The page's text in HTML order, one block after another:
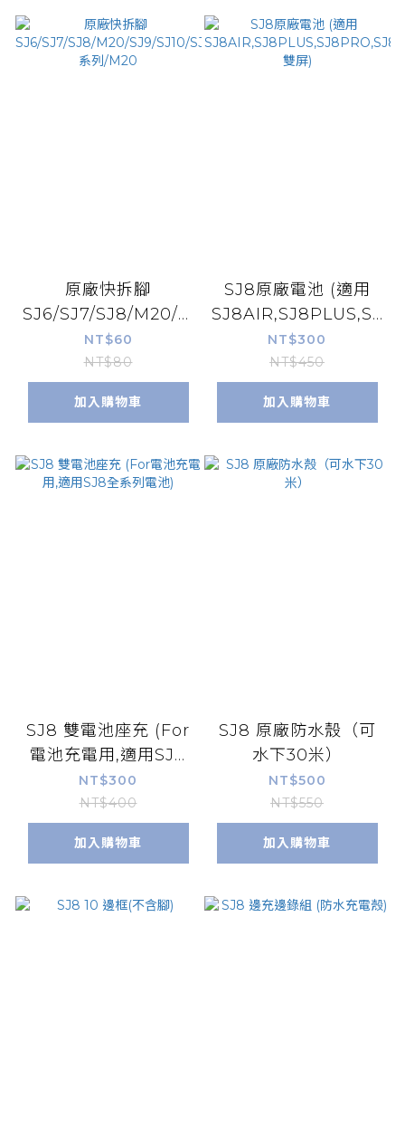
原廠快拆腳
SJ6/SJ7/SJ8/M20/SJ9/SJ10/SJ11/SJ20/C
系列/M20
NT$60
NT$80
加入購物車
SJ8原廠電池 (適用
雙屏)
NT$300
NT$450
加入購物車
SJ8 雙電池座充 (For
電池充電用,適用SJ8
全系列電池)
NT$300
NT$400
加入購物車
SJ8 原廠防水殼（可
水下30米）
NT$500
NT$550
加入購物車